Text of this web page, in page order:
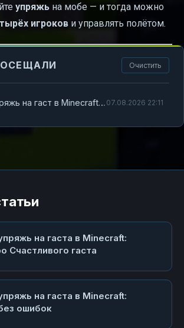
упряжь на мобе — и тогда можно
игроков и управлять полётом.
Очистить
Как надеть упряжь на гаст в Minecraft: пошагово про «Счастливого гаста» 07.08.2026 22:11
на гаста в Minecraft:
Счастливого гаста
на гаста в Minecraft:
ошибок